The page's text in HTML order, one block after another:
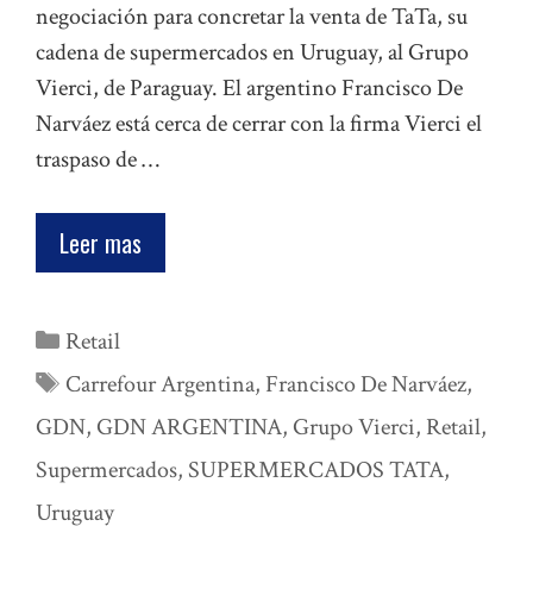
negociación para concretar la venta de TaTa, su
cadena de supermercados en Uruguay, al Grupo
Vierci, de Paraguay. El argentino Francisco De
Narváez está cerca de cerrar con la firma Vierci el
traspaso de …
Leer mas
Categorías
Retail
Etiquetas
Carrefour Argentina, Francisco De Narváez,
GDN, GDN ARGENTINA, Grupo Vierci, Retail,
Supermercados, SUPERMERCADOS TATA,
Uruguay